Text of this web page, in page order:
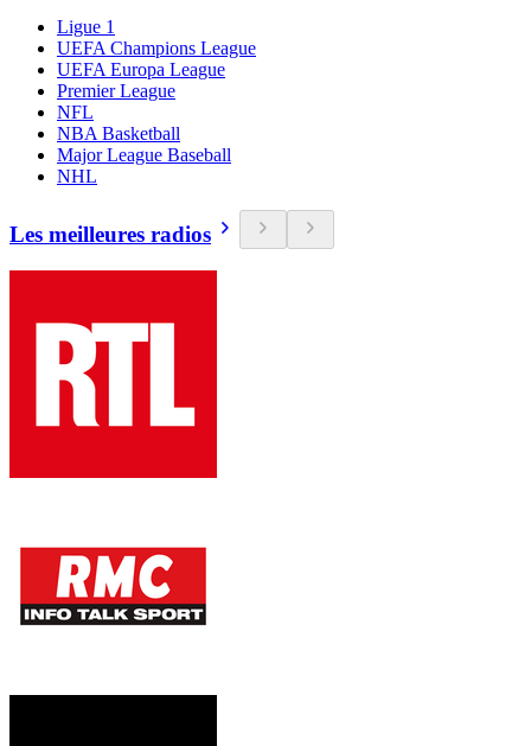
Ligue 1
UEFA Champions League
UEFA Europa League
Premier League
NFL
NBA Basketball
Major League Baseball
NHL
Les meilleures radios